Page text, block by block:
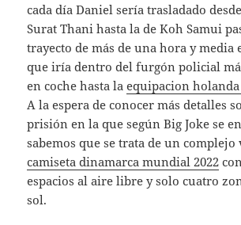
cada día Daniel sería trasladado
Surat Thani hasta la de Koh Samui
trayecto de más de una hora y media
que iría dentro del furgón policial
en coche hasta laequipacion holanda
A la espera de conocer más detalles
prisión en la que según Big Joke se
sabemos que se trata de un complejo
camiseta dinamarca mundial 2022
espacios al aire libre y solo cuatro
sol.